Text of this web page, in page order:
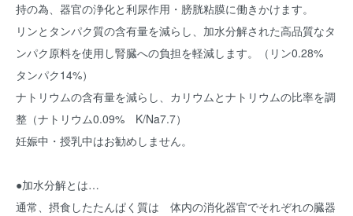
持の為、器官の浄化と利尿作用・膀胱粘膜に働きかけます。
リンとタンパク質の含有量を減らし、加水分解された高品質なタ
ンパク原料を使用し腎臓への負担を軽減します。（リン0.28%
タンパク14%）
ナトリウムの含有量を減らし、カリウムとナトリウムの比率を調
整（ナトリウム0.09% K/Na7.7）
妊娠中・授乳中はお勧めしません。
●加水分解とは…
通常、摂食したたんぱく質は 体内の消化器官でそれぞれの臓器